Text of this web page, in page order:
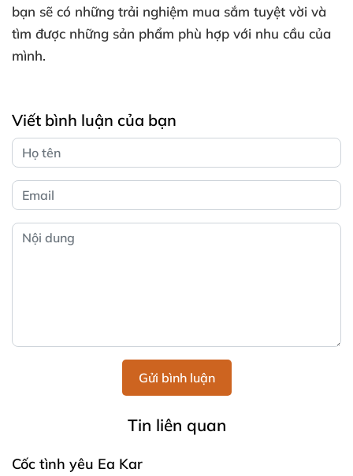
bạn sẽ có những trải nghiệm mua sắm tuyệt vời và
tìm được những sản phẩm phù hợp với nhu cầu của
mình.
Viết bình luận của bạn
Gửi bình luận
Tin liên quan
Cốc tình yêu Ea Kar